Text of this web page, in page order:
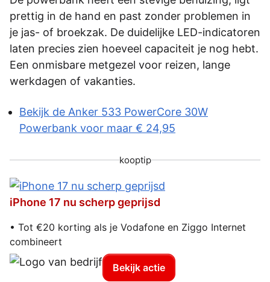
prettig in de hand en past zonder problemen in
je jas- of broekzak. De duidelijke LED-indicatoren
laten precies zien hoeveel capaciteit je nog hebt.
Een onmisbare metgezel voor reizen, lange
werkdagen of vakanties.
Bekijk de Anker 533 PowerCore 30W
Powerbank voor maar € 24,95
kooptip
iPhone 17 nu scherp geprijsd
• Tot €20 korting als je Vodafone en Ziggo Internet
combineert
Bekijk actie